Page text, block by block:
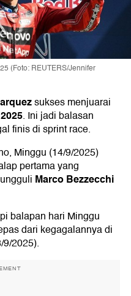
(Foto: REUTERS/Jennifer
sukses menjuarai
. Ini jadi balasan
finis di sprint race.
Minggu (14/9/2025)
pertama yang
Marco Bezzecchi
balapan hari Minggu
dari kegagalannya di
2025).